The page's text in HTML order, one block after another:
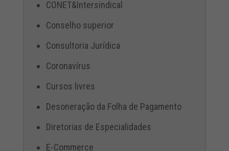
CONET&Intersindical
Conselho superior
Consultoria Jurídica
Coronavírus
Cursos livres
Desoneração da Folha de Pagamento
Diretorias de Especialidades
E-Commerce